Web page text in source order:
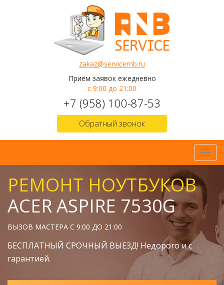
zakaz@servicernb.ru
Приём заявок ежедневно
с 9:00 до 21:00
+7 (958) 100-87-53
Обратный звонок
РЕМОНТ НОУТБУКОВ
ACER ASPIRE 7530G
ВЫЗОВ МАСТЕРА С 9:00 ДО 21:00
БЕСПЛАТНЫЙ СРОЧНЫЙ ВЫЕЗД! Недорого и с
гарантией.